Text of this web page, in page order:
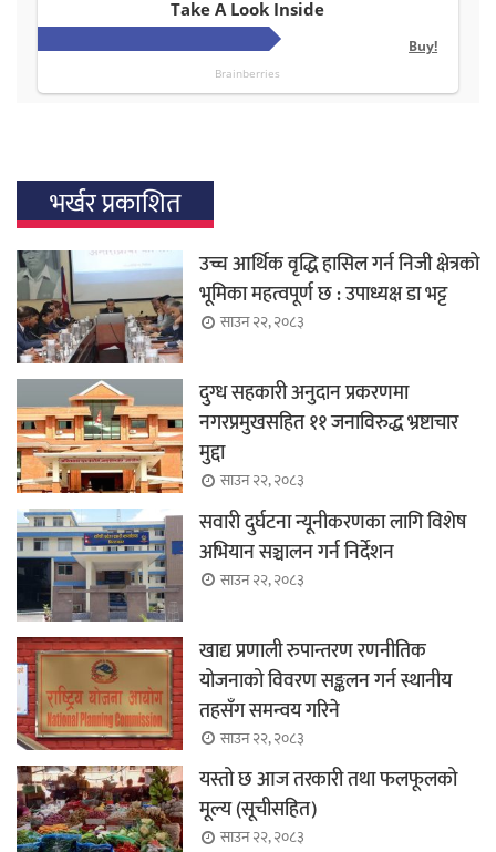
भर्खर प्रकाशित
उच्च आर्थिक वृद्धि हासिल गर्न निजी क्षेत्रको
भूमिका महत्वपूर्ण छ : उपाध्यक्ष डा भट्ट
साउन २२, २०८३
दुग्ध सहकारी अनुदान प्रकरणमा
नगरप्रमुखसहित ११ जनाविरुद्ध भ्रष्टाचार
मुद्दा
साउन २२, २०८३
सवारी दुर्घटना न्यूनीकरणका लागि विशेष
अभियान सञ्चालन गर्न निर्देशन
साउन २२, २०८३
खाद्य प्रणाली रुपान्तरण रणनीतिक
योजनाको विवरण सङ्कलन गर्न स्थानीय
तहसँग समन्वय गरिने
साउन २२, २०८३
यस्तो छ आज तरकारी तथा फलफूलको
मूल्य (सूचीसहित)
साउन २२, २०८३